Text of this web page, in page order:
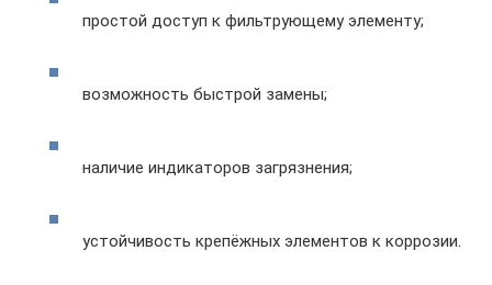
простой доступ к фильтрующему элементу;
возможность быстрой замены;
наличие индикаторов загрязнения;
устойчивость крепёжных элементов к коррозии.